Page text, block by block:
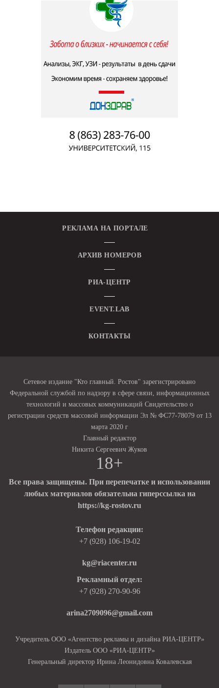
РЕКЛАМА НА ПОРТАЛЕ
АРХИВ НОМЕРОВ
РИА-ЦЕНТР
EVENT.LAB
КОНТАКТЫ
Сетевое издание "Кто главный. Ростов" зарегистрировано
Федеральной службой по надзору в сфере связи, информационных
технологий и массовых коммуникаций Свидетельство о
регистрации средств массовой информации Эл № ФС77-78079 от 13
марта 2020 г
Главный редактор
Никита Сергеевич Жуков
18+
Все права защищены. При перепечатке и использовании
любых материалов обязательна гиперссылка на
https://kg-rostov.ru
Телефон редакции:
+7 (928) 106-19-02
kg@riacenter.ru
Рекламный отдел:
+7 (928) 270-90-96
arina2709096@gmail.com
Учредитель ООО «Агентство рекламы и дизайна РИА-ЦЕНТР»
Издатель ООО «РИА-ЦЕНТР»
Генеральный директор Ирина Леонидовна Ковалевская